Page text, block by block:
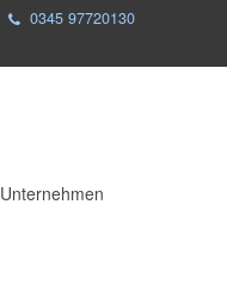
0345 97720130
Unternehmen